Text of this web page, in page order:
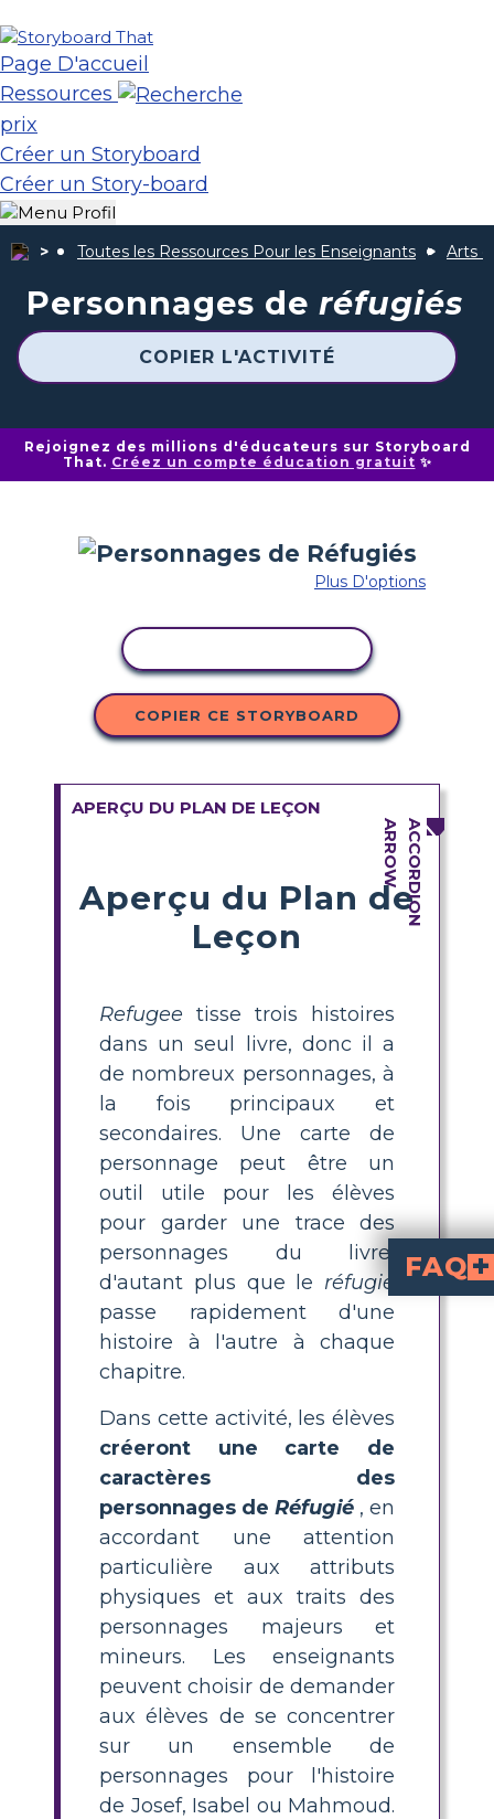
Page D'accueil
Ressources
prix
Créer un Storyboard
Créer un Story-board
Toutes les Ressources Pour les Enseignants Arts
Personnages de réfugiés
COPIER L'ACTIVITÉ
Rejoignez des millions d'éducateurs sur Storyboard
That. Créez un compte éducation gratuit ✨
Plus D'options
COPIER CE STORYBOARD
APERÇU DU PLAN DE LEÇON
Aperçu du Plan de
Leçon
Refugee tisse trois histoires
dans un seul livre, donc il a
de nombreux personnages, à
la fois principaux et
secondaires. Une carte de
personnage peut être un
outil utile pour les élèves
pour garder une trace des
personnages du livre,
d'autant plus que le réfugié
passe rapidement d'une
histoire à l'autre à chaque
chapitre.
Dans cette activité, les élèves
créeront une carte de
caractères des
personnages de Réfugié , en
accordant une attention
particulière aux attributs
physiques et aux traits des
personnages majeurs et
mineurs. Les enseignants
peuvent choisir de demander
aux élèves de se concentrer
sur un ensemble de
personnages pour l'histoire
de Josef, Isabel ou Mahmoud.
FAQ